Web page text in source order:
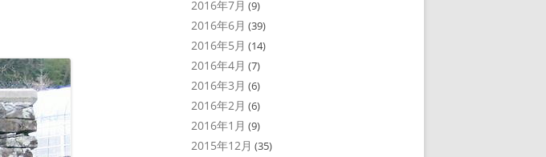
2016年7月 (9)
2016年6月 (39)
2016年5月 (14)
2016年4月 (7)
2016年3月 (6)
2016年2月 (6)
2016年1月 (9)
2015年12月 (35)